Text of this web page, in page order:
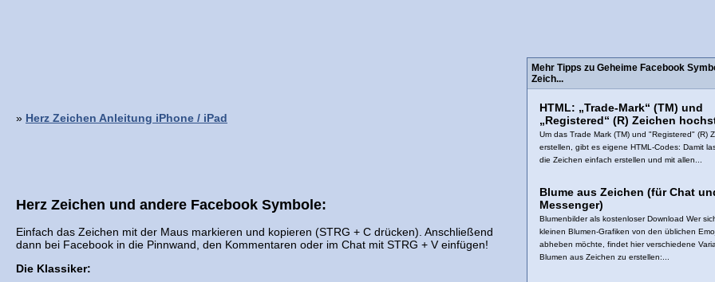
» Herz Zeichen Anleitung iPhone / iPad
Herz Zeichen und andere Facebook Symbole:
Einfach das Zeichen mit der Maus markieren und kopieren (STRG + C drücken). Anschließend
dann bei Facebook in die Pinnwand, den Kommentaren oder im Chat mit STRG + V einfügen!
Die Klassiker:
Mehr Tipps zu Geheime Facebook
Zeich...
HTML: „Trade-Mark“ (TM) und
„Registered“ (R) Zeichen
Um das Trade Mark (TM) und "Registered" (R)
erstellen, gibt es eigene HTML-Codes: Damit
die Zeichen einfach erstellen und mit allen...
Blume aus Zeichen (für Chat
Messenger)
Blumenbilder als kostenloser Download Wer
kleinen Blumen-Grafiken von den üblichen
abheben möchte, findet hier verschiedene
Blumen aus Zeichen zu erstellen:...